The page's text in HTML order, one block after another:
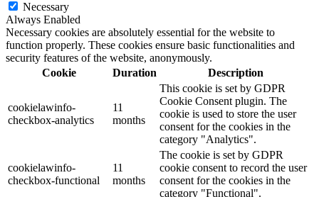
Necessary
Always Enabled
Necessary cookies are absolutely essential for the website to
function properly. These cookies ensure basic functionalities and
security features of the website, anonymously.
Cookie
Duration Description
cookielawinfo-
checkbox-analytics
11
months
This cookie is set by GDPR
Cookie Consent plugin. The
cookie is used to store the user
consent for the cookies in the
category "Analytics".
cookielawinfo-
checkbox-functional
11
months
The cookie is set by GDPR
cookie consent to record the user
consent for the cookies in the
category "Functional".